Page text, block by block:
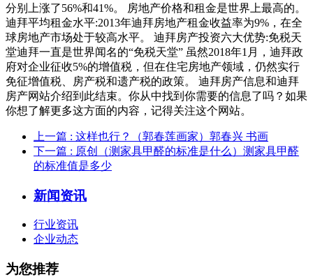
分别上涨了56%和41%。 房地产价格和租金是世界上最高的。
迪拜平均租金水平:2013年迪拜房地产租金收益率为9%，在全
球房地产市场处于较高水平。 迪拜房产投资六大优势:免税天
堂迪拜一直是世界闻名的“免税天堂” 虽然2018年1月，迪拜政
府对企业征收5%的增值税，但在住宅房地产领域，仍然实行
免征增值税、房产税和遗产税的政策。 迪拜房产信息和迪拜
房产网站介绍到此结束。你从中找到你需要的信息了吗？如果
你想了解更多这方面的内容，记得关注这个网站。
上一篇 : 这样也行？（郭春莲画家）郭春兴 书画
下一篇 : 原创（测家具甲醛的标准是什么）测家具甲醛
的标准值是多少
新闻资讯
行业资讯
企业动态
为您推荐